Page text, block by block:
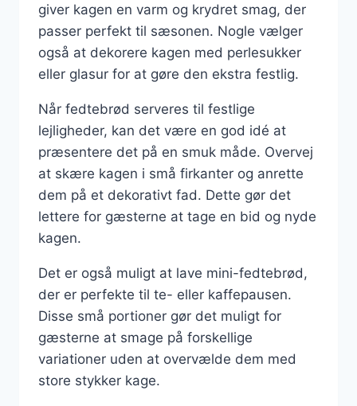
giver kagen en varm og krydret smag, der
passer perfekt til sæsonen. Nogle vælger
også at dekorere kagen med perlesukker
eller glasur for at gøre den ekstra festlig.
Når fedtebrød serveres til festlige
lejligheder, kan det være en god idé at
præsentere det på en smuk måde. Overvej
at skære kagen i små firkanter og anrette
dem på et dekorativt fad. Dette gør det
lettere for gæsterne at tage en bid og nyde
kagen.
Det er også muligt at lave mini-fedtebrød,
der er perfekte til te- eller kaffepausen.
Disse små portioner gør det muligt for
gæsterne at smage på forskellige
variationer uden at overvælde dem med
store stykker kage.